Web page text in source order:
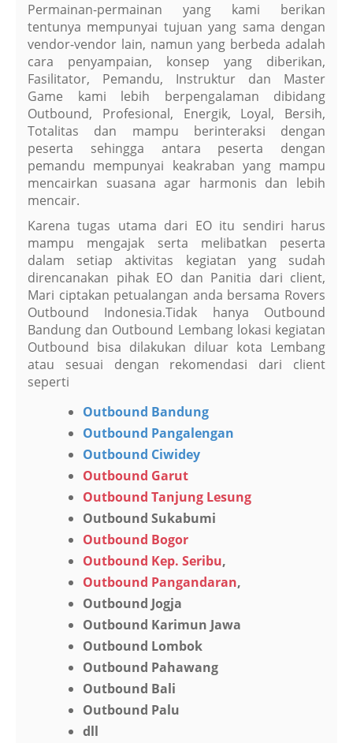
Permainan-permainan yang kami berikan
tentunya mempunyai tujuan yang sama dengan
vendor-vendor lain, namun yang berbeda adalah
cara penyampaian, konsep yang diberikan,
Fasilitator, Pemandu, Instruktur dan Master
Game kami lebih berpengalaman dibidang
Outbound, Profesional, Energik, Loyal, Bersih,
Totalitas dan mampu berinteraksi dengan
peserta sehingga antara peserta dengan
pemandu mempunyai keakraban yang mampu
mencairkan suasana agar harmonis dan lebih
mencair.
Karena tugas utama dari EO itu sendiri harus
mampu mengajak serta melibatkan peserta
dalam setiap aktivitas kegiatan yang sudah
direncanakan pihak EO dan Panitia dari client,
Mari ciptakan petualangan anda bersama Rovers
Outbound Indonesia.Tidak hanya Outbound
Bandung dan Outbound Lembang lokasi kegiatan
Outbound bisa dilakukan diluar kota Lembang
atau sesuai dengan rekomendasi dari client
seperti
Outbound Bandung
Outbound Pangalengan
Outbound Ciwidey
Outbound Garut
Outbound Tanjung Lesung
Outbound Sukabumi
Outbound Bogor
Outbound Kep. Seribu,
Outbound Pangandaran,
Outbound Jogja
Outbound Karimun Jawa
Outbound Lombok
Outbound Pahawang
Outbound Bali
Outbound Palu
dll